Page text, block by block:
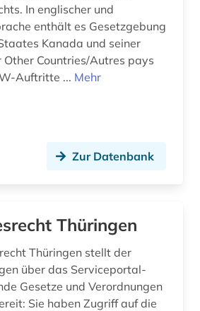
entscheidsammlung (1)
entscheidungen (2)
entscheidungssammlung (3)
(3)
europäische union (11)
In englischer und
enthält es Gesetzgebung
Kanada und seiner
Other Countries/Autres pays
Auftritte ... Mehr
Zur Datenbank
Thüringen
Thüringen stellt der
über das Serviceportal-
Gesetze und Verordnungen
auf die